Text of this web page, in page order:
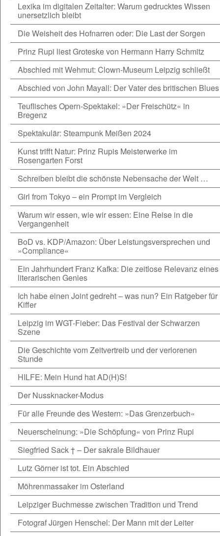
Lexika im digitalen Zeitalter: Warum gedrucktes Wissen
unersetzlich bleibt
Die Weisheit des Hofnarren oder: Die Last der Sorgen
Prinz Rupi liest Groteske von Hermann Harry Schmitz
Abschied mit Wehmut: Clown-Museum Leipzig schließt
Abschied von John Mayall: Der Vater des britischen Blues
Teuflisches Opern-Spektakel: »Der Freischütz« in
Bregenz
Spektakulär: Steampunk Meißen 2024
Kunst trifft Natur: Prinz Rupis Meisterwerke im
Rosengarten Forst
Schreiben bleibt die schönste Nebensache der Welt …
Girl from Tokyo – ein Prompt im Vergleich
Warum wir essen, wie wir essen: Eine Reise in die
Vergangenheit
BoD vs. KDP/Amazon: Über Leistungsversprechen und
»Compliance«
Ein Jahrhundert Franz Kafka: Die zeitlose Relevanz eines
literarischen Genies
Ich habe einen Joint gedreht – was nun? Ein Ratgeber für
Kiffer
Leipzig im WGT-Fieber: Das Festival der Schwarzen
Szene
Die Geschichte vom Zeitvertreib und der verlorenen
Stunde
HILFE: Mein Hund hat AD(H)S!
Der Nussknacker-Modus
Für alle Freunde des Western: »Das Grenzerbuch«
Neuerscheinung: »Die Schöpfung« von Prinz Rupi
Siegfried Sack † – Der sakrale Bildhauer
Lutz Görner ist tot. Ein Abschied
Möhrenmassaker im Osterland
Leipziger Buchmesse zwischen Tradition und Trend
Fotograf Jürgen Henschel: Der Mann mit der Leiter